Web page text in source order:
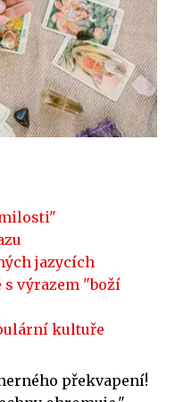
jazycích
výrazem "boží
kultuře
překvapení!